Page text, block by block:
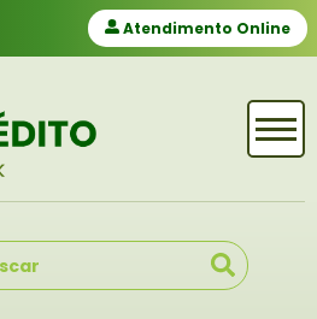
Atendimento Online